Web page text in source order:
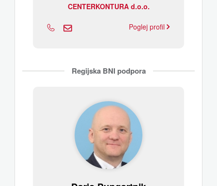
CENTERKONTURA d.o.o.
Poglej profil
Regijska BNI podpora